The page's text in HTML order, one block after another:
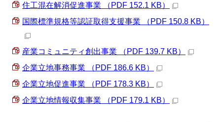
住工混在解消促進事業 （PDF 152.1 KB）
国際標準規格等認証取得支援事業 （PDF 150.8 KB）
産業コミュニティ創出事業 （PDF 139.7 KB）
企業立地事務事業 （PDF 186.6 KB）
企業立地促進事業 （PDF 178.3 KB）
企業立地情報収集事業 （PDF 179.1 KB）